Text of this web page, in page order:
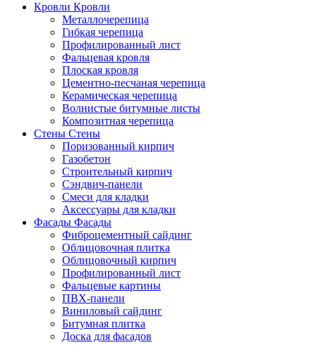
Кровли Кровли
Металлочерепица
Гибкая черепица
Профилированный лист
Фальцевая кровля
Плоская кровля
Цементно-песчаная черепица
Керамическая черепица
Волнистые битумные листы
Композитная черепица
Стены Стены
Поризованный кирпич
Газобетон
Строительный кирпич
Сэндвич-панели
Смеси для кладки
Аксессуары для кладки
Фасады Фасады
Фиброцементный сайдинг
Облицовочная плитка
Облицовочный кирпич
Профилированный лист
Фальцевые картины
ПВХ-панели
Виниловый сайдинг
Битумная плитка
Доска для фасадов